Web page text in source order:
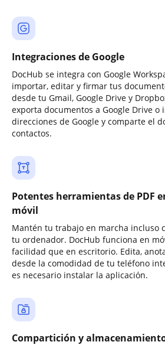
Integraciones de Google
DocHub se integra con Google
importar, editar y firmar tus
desde tu Gmail, Google Drive y
exporta documentos a Google Drive
direcciones de Google y comparte el
contactos.
Potentes herramientas de PDF
móvil
Mantén tu trabajo en marcha incluso
tu ordenador. DocHub funciona en
facilidad que en escritorio. Edita,
desde la comodidad de tu teléfono
es necesario instalar la aplicación.
Compartición y